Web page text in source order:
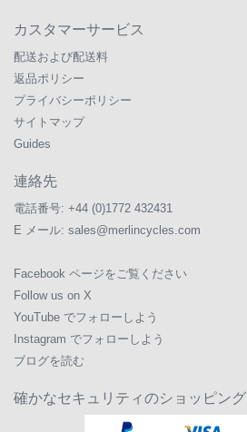
カスタマーサービス
配送および配送料
返品ポリシー
プライバシーポリシー
サイトマップ
Guides
連絡先
電話番号: +44 (0)1772 432431
E メール: sales@merlincycles.com
Facebook ページをご覧ください
Follow us on X
YouTube でフォローしよう
Instagram でフォローしよう
ブログを読む
確かなセキュリティのショッピング